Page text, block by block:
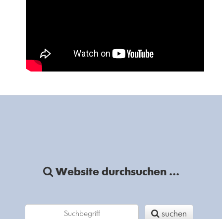
Website durchsuchen ...
suchen